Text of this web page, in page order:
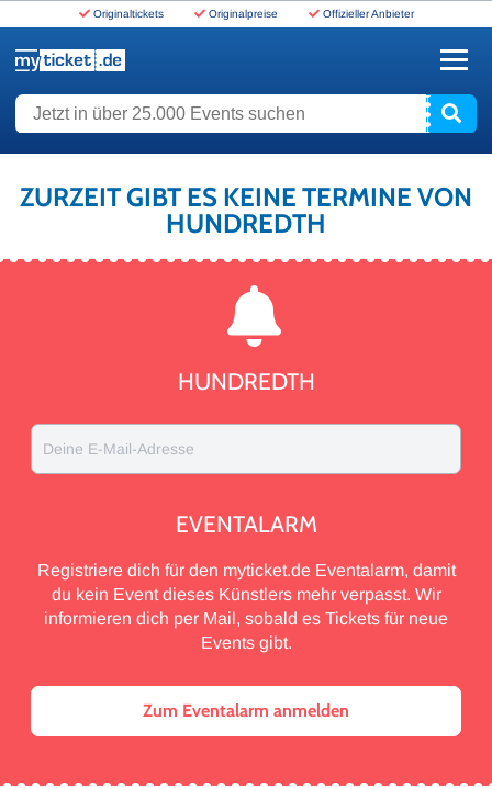
Originaltickets Originalpreise Offizieller Anbieter
Jetzt in über 25.000 Events suchen
ZURZEIT GIBT ES KEINE TERMINE VON
HUNDREDTH
HUNDREDTH
Deine E-Mail-Adresse
EVENTALARM
Registriere dich für den myticket.de Eventalarm, damit
du kein Event dieses Künstlers mehr verpasst. Wir
informieren dich per Mail, sobald es Tickets für neue
Events gibt.
Zum Eventalarm anmelden